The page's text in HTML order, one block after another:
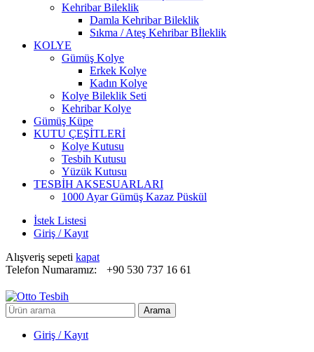
Kehribar Bileklik
Damla Kehribar Bileklik
Sıkma / Ateş Kehribar Bİleklik
KOLYE
Gümüş Kolye
Erkek Kolye
Kadın Kolye
Kolye Bileklik Seti
Kehribar Kolye
Gümüş Küpe
KUTU ÇEŞİTLERİ
Kolye Kutusu
Tesbih Kutusu
Yüzük Kutusu
TESBİH AKSESUARLARI
1000 Ayar Gümüş Kazaz Püskül
İstek Listesi
Giriş / Kayıt
Alışveriş sepeti kapat
Telefon Numaramız:
+90 530 737 16 61
Arayın: Arama
Giriş / Kayıt